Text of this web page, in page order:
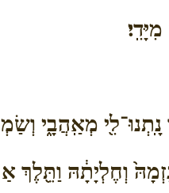
מְאַֽהֲבָ֑י
וְחֶלְיָתָ֔הּ וַתֵּ֖לֶךְ